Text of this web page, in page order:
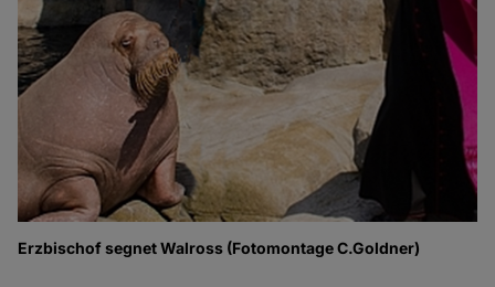
Erzbischof segnet Walross (Fotomontage C.Goldner)